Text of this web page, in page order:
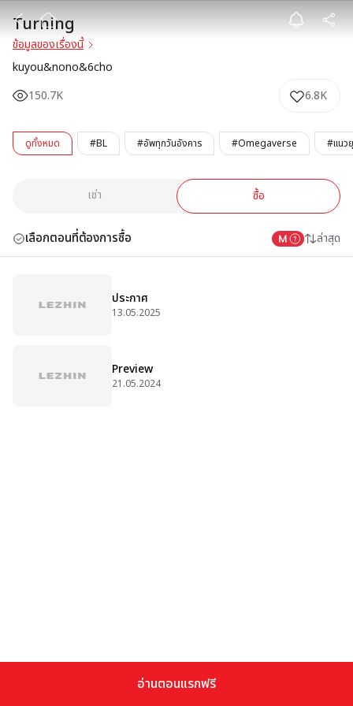
Turning
Turning
ข้อมูลของเรื่องนี้
kuyou&nono&6cho
150.7K
6.8K
ดูทั้งหมด #BL #อัพทุกวันอังคาร #Omegaverse #แนว
เช่า ซื้อ
เลือกตอนที่ต้องการซื้อ ล่าสุด
ประกาศ
13.05.2025
Preview
21.05.2024
อ่านตอนแรกฟรี